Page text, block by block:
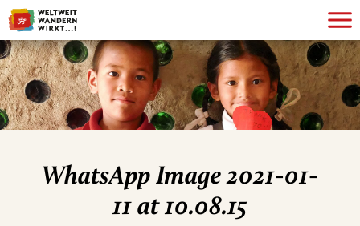
WhatsApp Image 2021-01-
11 at 10.08.15